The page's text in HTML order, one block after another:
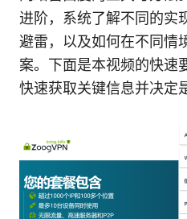
进阶，系统了解不同的实
避雷，以及如何在不同情
案。下面是本视频的快速
快速获取关键信息并决定